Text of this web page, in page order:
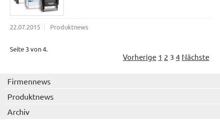
22.07.2015 Produktnews
Seite 3 von 4.
Vorherige 1 2 3 4 Nächste
Firmennews
Produktnews
Archiv